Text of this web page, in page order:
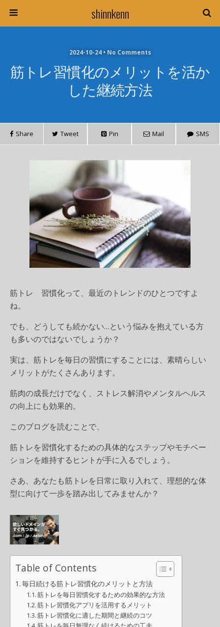
shinnkenn
2024-10-24 • No Comments
筋トレ習慣化のメリットを活か
した継続方法
Share Tweet Pin Mail SMS
筋トレ 習慣化って、最近のトレンドのひとつですよ
ね。
でも、どうしても続かない…という悩みを抱えている方
も多いのではないでしょうか？
実は、筋トレを毎日の習慣にすることには、素晴らしい
メリットがたくさんあります。
筋肉の成長だけでなく、ストレス解消やメンタルヘルス
の向上にも効果的。
このブログを読むことで、
筋トレを習慣化するための具体的なステップやモチベー
ションを維持するヒントが手に入るでしょう。
さあ、あなたも筋トレを日常に取り入れて、理想的な体
型に向けて一歩を踏み出してみませんか？
Table of Contents
毎日続ける筋トレ習慣化のメリットと方法
筋トレを毎日習慣化するための効果的な方法
筋トレ習慣化アプリを活用するメリット
筋トレ習慣化に適した期間と継続のコツ